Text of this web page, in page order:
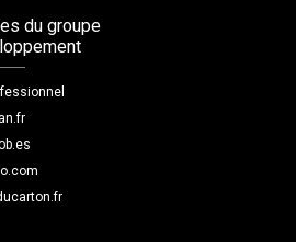
du groupe